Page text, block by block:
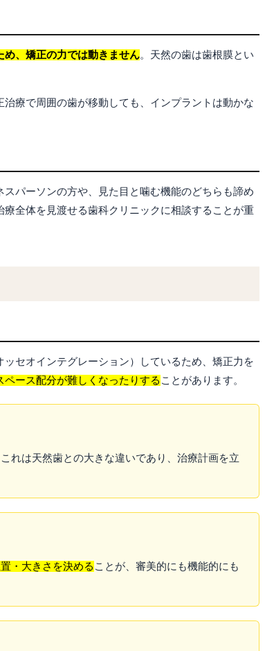
め、矯正の力では動きません。天然の歯は歯根膜とい
療で周囲の歯が移動しても、インプラントは動かな
パーソンの方や、見た目と噛む機能のどちらも諦め
全体を見渡せる歯科クリニックに相談することが重
セオインテグレーション）しているため、矯正力を
ース配分が難しくなったりする ことがあります。
れは天然歯との大きな違いであり、治療計画を立
・大きさを決める ことが、審美的にも機能的にも